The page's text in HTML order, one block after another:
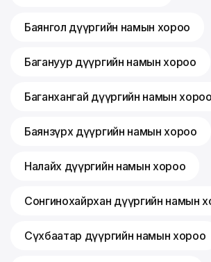
Баянгол дүүргийн намын хороо
Багануур дүүргийн намын хороо
Баганхангай дүүргийн намын хороо
Баянзүрх дүүргийн намын хороо
Налайх дүүргийн намын хороо
Сонгинохайрхан дүүргийн намын
Сүхбаатар дүүргийн намын хороо